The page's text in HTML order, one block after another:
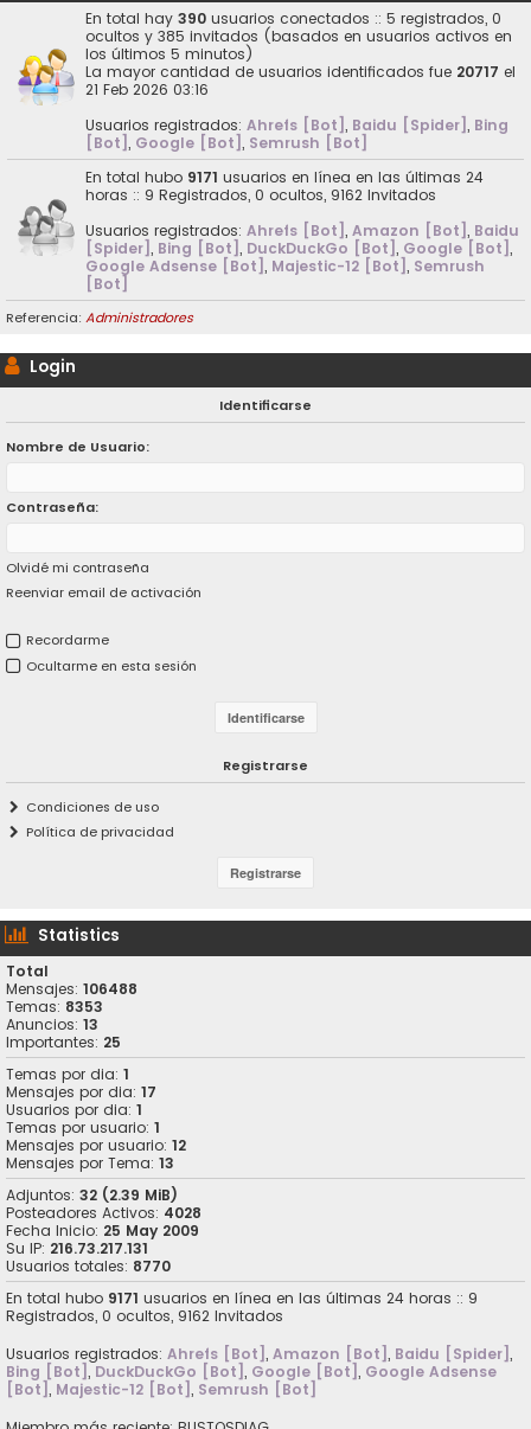
En total hay 390 usuarios conectados :: 5 registrados, 0
ocultos y 385 invitados (basados en usuarios activos en
los últimos 5 minutos)
La mayor cantidad de usuarios identificados fue 20717 el
21 Feb 2026 03:16
Usuarios registrados: Ahrefs [Bot], Baidu [Spider], Bing
[Bot], Google [Bot], Semrush [Bot]
En total hubo 9171 usuarios en línea en las últimas 24
horas :: 9 Registrados, 0 ocultos, 9162 Invitados
Usuarios registrados: Ahrefs [Bot], Amazon [Bot], Baidu
[Spider], Bing [Bot], DuckDuckGo [Bot], Google [Bot],
Google Adsense [Bot], Majestic-12 [Bot], Semrush
[Bot]
Referencia: Administradores
Login
Identificarse
Nombre de Usuario:
Contraseña:
Olvidé mi contraseña
Reenviar email de activación
Recordarme
Ocultarme en esta sesión
Registrarse
Condiciones de uso
Política de privacidad
Statistics
Total
Mensajes: 106488
Temas: 8353
Anuncios: 13
Importantes: 25
Temas por dia: 1
Mensajes por dia: 17
Usuarios por dia: 1
Temas por usuario: 1
Mensajes por usuario: 12
Mensajes por Tema: 13
Adjuntos: 32 (2.39 MiB)
Posteadores Activos: 4028
Fecha Inicio: 25 May 2009
Su IP: 216.73.217.131
Usuarios totales: 8770
En total hubo 9171 usuarios en línea en las últimas 24 horas :: 9
Registrados, 0 ocultos, 9162 Invitados
Usuarios registrados: Ahrefs [Bot], Amazon [Bot], Baidu [Spider],
Bing [Bot], DuckDuckGo [Bot], Google [Bot], Google Adsense
[Bot], Majestic-12 [Bot], Semrush [Bot]